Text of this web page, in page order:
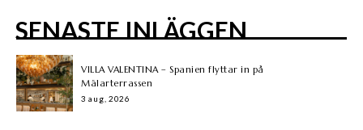
SENASTE INLÄGGEN
VILLA VALENTINA – Spanien flyttar in på
Mälarterrassen
3 aug, 2026